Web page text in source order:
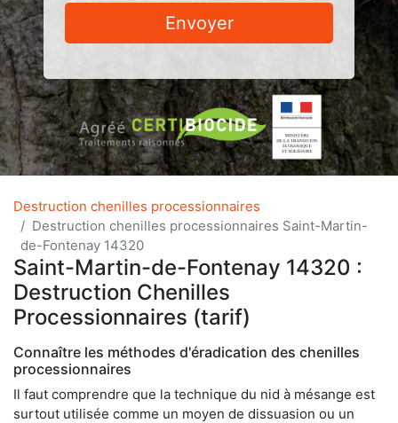
Envoyer
Destruction chenilles processionnaires
Destruction chenilles processionnaires Saint-Martin-
de-Fontenay 14320
Saint-Martin-de-Fontenay 14320 :
Destruction Chenilles
Processionnaires (tarif)
Connaître les méthodes d'éradication des chenilles
processionnaires
Il faut comprendre que la technique du nid à mésange est
surtout utilisée comme un moyen de dissuasion ou un